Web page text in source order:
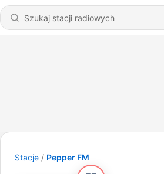
Stacje Pepper FM